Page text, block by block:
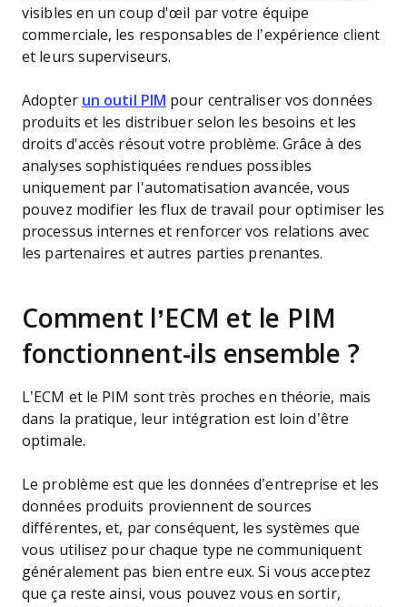
visibles en un coup d'œil par votre équipe
commerciale, les responsables de l’expérience client
et leurs superviseurs.
Adopter un outil PIM pour centraliser vos données
produits et les distribuer selon les besoins et les
droits d'accès résout votre problème. Grâce à des
analyses sophistiquées rendues possibles
uniquement par l'automatisation avancée, vous
pouvez modifier les flux de travail pour optimiser les
processus internes et renforcer vos relations avec
les partenaires et autres parties prenantes.
Comment l’ECM et le PIM
fonctionnent-ils ensemble ?
L’ECM et le PIM sont très proches en théorie, mais
dans la pratique, leur intégration est loin d’être
optimale.
Le problème est que les données d’entreprise et les
données produits proviennent de sources
différentes, et, par conséquent, les systèmes que
vous utilisez pour chaque type ne communiquent
généralement pas bien entre eux. Si vous acceptez
que ça reste ainsi, vous pouvez vous en sortir,